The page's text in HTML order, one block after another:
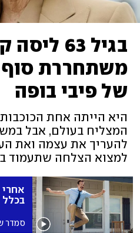
בגיל 63
משתחררת סוף
של פיבי בופה
היא הייתה אחת
המצליח בעולם, אבל
להעריך את עצמה ואת
מועמדות נוספת לאמי
"הקאמבק", נדמה שהגיע
לזכות בהערכה מחודשת
סמדר